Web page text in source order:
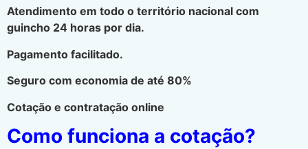
Atendimento em todo o território nacional com
guincho 24 horas por dia.
Pagamento facilitado.
Seguro com economia de até 80%
Cotação e contratação online
Como funciona a cotação?